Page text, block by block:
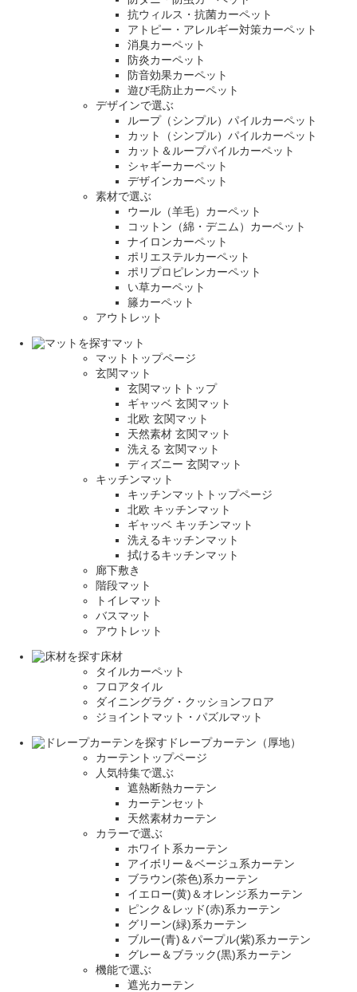
抗ウィルス・抗菌カーペット
アトピー・アレルギー対策カーペット
消臭カーペット
防炎カーペット
防音効果カーペット
遊び毛防止カーペット
デザインで選ぶ
ループ（シンプル）パイルカーペット
カット（シンプル）パイルカーペット
カット＆ループパイルカーペット
シャギーカーペット
デザインカーペット
素材で選ぶ
ウール（羊毛）カーペット
コットン（綿・デニム）カーペット
ナイロンカーペット
ポリエステルカーペット
ポリプロピレンカーペット
い草カーペット
籐カーペット
アウトレット
マット
マットトップページ
玄関マット
玄関マットトップ
ギャッベ 玄関マット
北欧 玄関マット
天然素材 玄関マット
洗える 玄関マット
ディズニー 玄関マット
キッチンマット
キッチンマットトップページ
北欧 キッチンマット
ギャッベ キッチンマット
洗えるキッチンマット
拭けるキッチンマット
廊下敷き
階段マット
トイレマット
バスマット
アウトレット
床材
タイルカーペット
フロアタイル
ダイニングラグ・クッションフロア
ジョイントマット・パズルマット
ドレープカーテン（厚地）
カーテントップページ
人気特集で選ぶ
遮熱断熱カーテン
カーテンセット
天然素材カーテン
カラーで選ぶ
ホワイト系カーテン
アイボリー＆ベージュ系カーテン
ブラウン(茶色)系カーテン
イエロー(黄)＆オレンジ系カーテン
ピンク＆レッド(赤)系カーテン
グリーン(緑)系カーテン
ブルー(青)＆パープル(紫)系カーテン
グレー＆ブラック(黒)系カーテン
機能で選ぶ
遮光カーテン